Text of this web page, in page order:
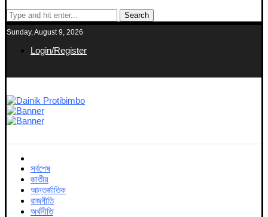
Search
Sunday, August 9, 2026
Login/Register
সর্বশেষ
জাতীয়
আন্তর্জাতিক
রাজনীতি
অর্থনীতি